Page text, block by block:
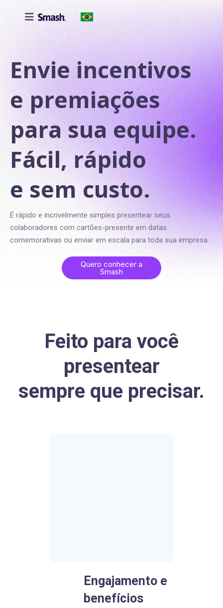

Envie incentivos
e premiações
para sua equipe.
Fácil, rápido
e sem custo.
É rápido e incrivelmente simples presentear seus
colaboradores com cartões-presente em datas
comemorativas ou enviar em escala para toda sua empresa.
Quero conhecer a
Smash
Feito para você
presentear
sempre que precisar.
Engajamento e
benefícios